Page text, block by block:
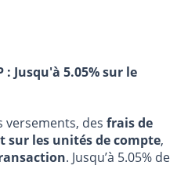
: Jusqu'à 5.05% sur le
versements, des frais de
sur les unités de compte,
. Jusqu’à 5.05% de